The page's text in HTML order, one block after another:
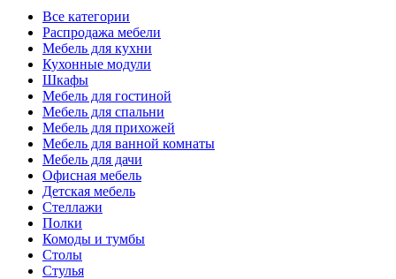
Все категории
Распродажа мебели
Мебель для кухни
Кухонные модули
Шкафы
Мебель для гостиной
Мебель для спальни
Мебель для прихожей
Мебель для ванной комнаты
Мебель для дачи
Офисная мебель
Детская мебель
Стеллажи
Полки
Комоды и тумбы
Столы
Стулья